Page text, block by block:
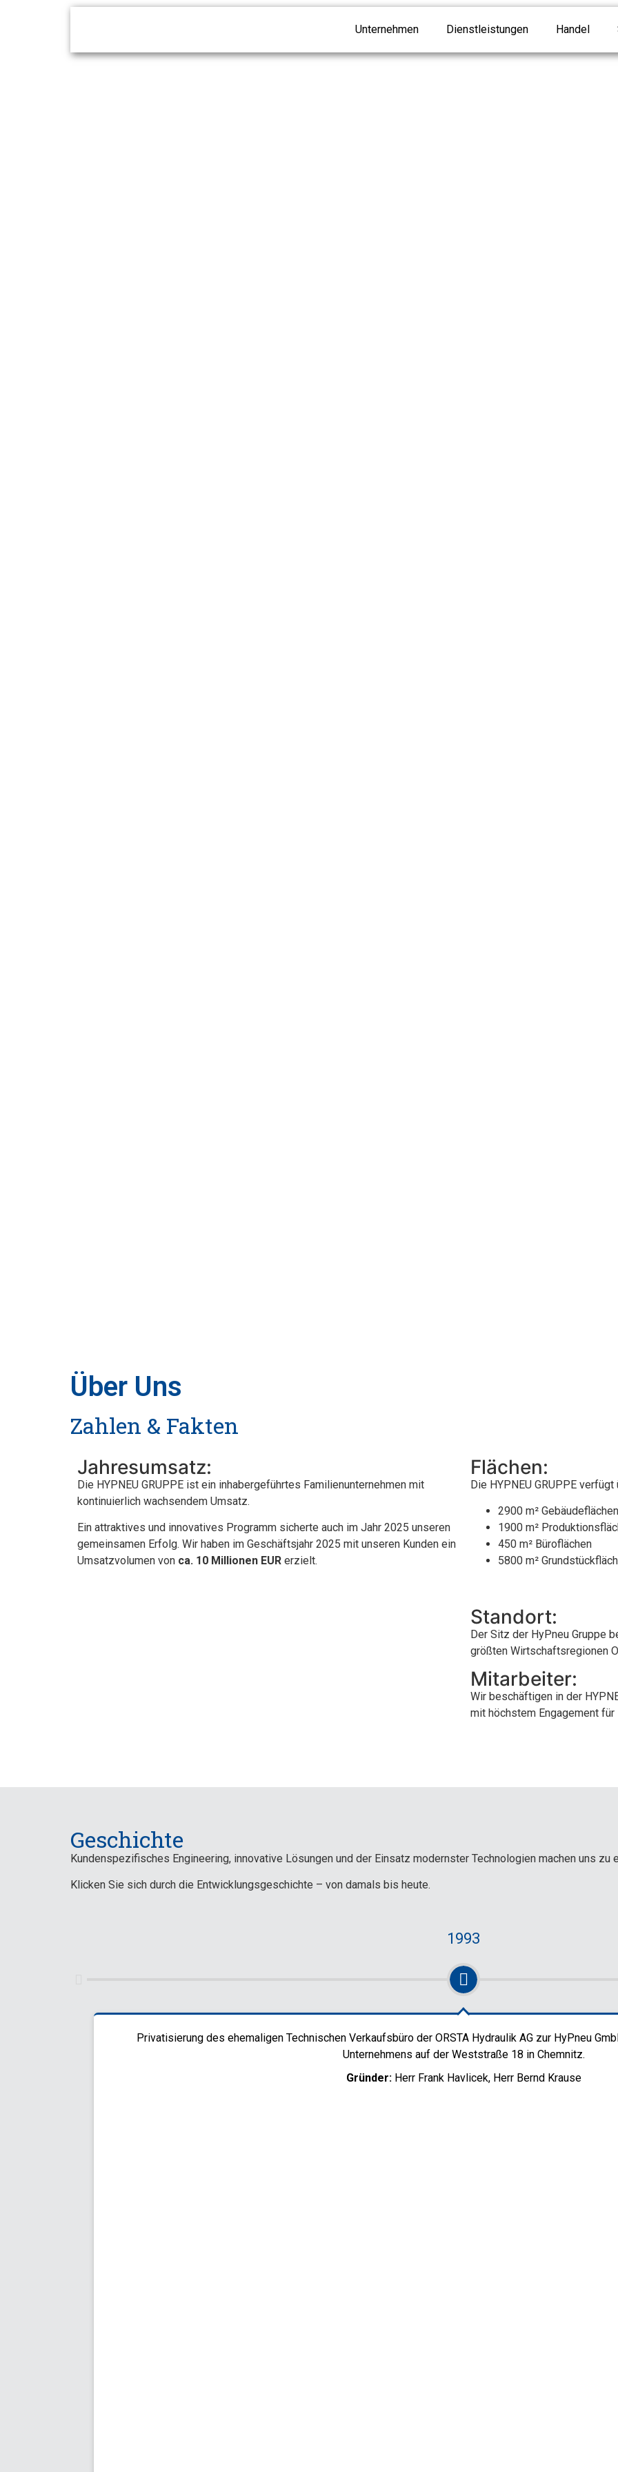
Unternehmen Dienstleistungen Handel
Über Uns
Zahlen & Fakten
Jahresumsatz:
Die HYPNEU GRUPPE ist ein inhabergeführtes Familienunternehmen mit
kontinuierlich wachsendem Umsatz.
Ein attraktives und innovatives Programm sicherte auch im Jahr 2025 unseren
gemeinsamen Erfolg. Wir haben im Geschäftsjahr 2025 mit unseren Kunden ein
Umsatzvolumen von ca. 10 Millionen EUR erzielt.
Flächen:
Die HYPNEU GRUPPE verfügt
2900 m² Gebäudeflächen
1900 m²
450 m² Büroflächen
5800 m²
Standort:
Der Sitz der HyPneu Gruppe
größten Wirtschaftsregionen
Mitarbeiter:
Wir beschäftigen in der
mit höchstem Engagement
Geschichte
Kundenspezifisches Engineering, innovative Lösungen und der Einsatz modernster Technologien machen uns zu
Klicken Sie sich durch die Entwicklungsgeschichte – von damals bis heute.
1993
Privatisierung des ehemaligen Technischen Verkaufsbüro der ORSTA Hydraulik AG zur HyPneu
Unternehmens auf der Weststraße 18 in Chemnitz.
Gründer:Herr Frank Havlicek, Herr Bernd Krause